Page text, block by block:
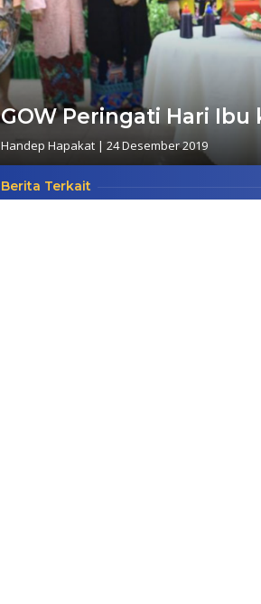
GOW Peringati Hari Ibu
Handep Hapakat | 24 Desember 2019
Berita Terkait